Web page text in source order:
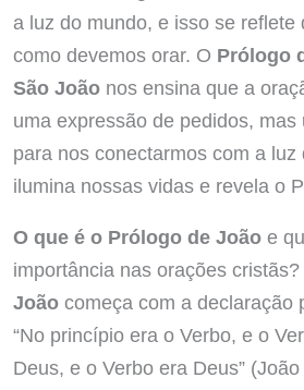
a luz do mundo, e isso se reflete
como devemos orar. O Prólogo
São Joãonos ensina que a
uma expressão de pedidos,
para nos conectarmos com a luz
ilumina nossas vidas e revela o
O que é o Prólogo de Joãoe
importância nas orações cristãs?
Joãocomeça com a declaração
“No princípio era o Verbo, e o
Deus, e o Verbo era Deus”